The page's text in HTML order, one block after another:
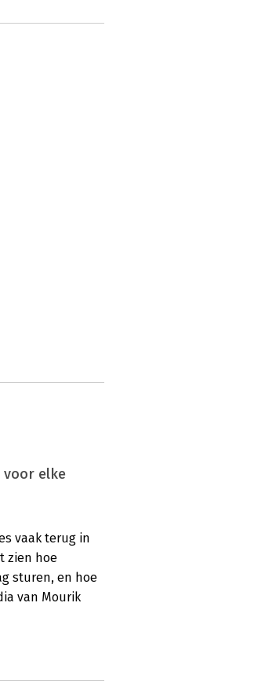
voor elke
vaak terug in
zien hoe
sturen, en hoe
van Mourik